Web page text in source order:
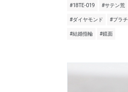
#18TE-019 #サテン荒
#ダイヤモンド #プラ
#結婚指輪 #鏡面